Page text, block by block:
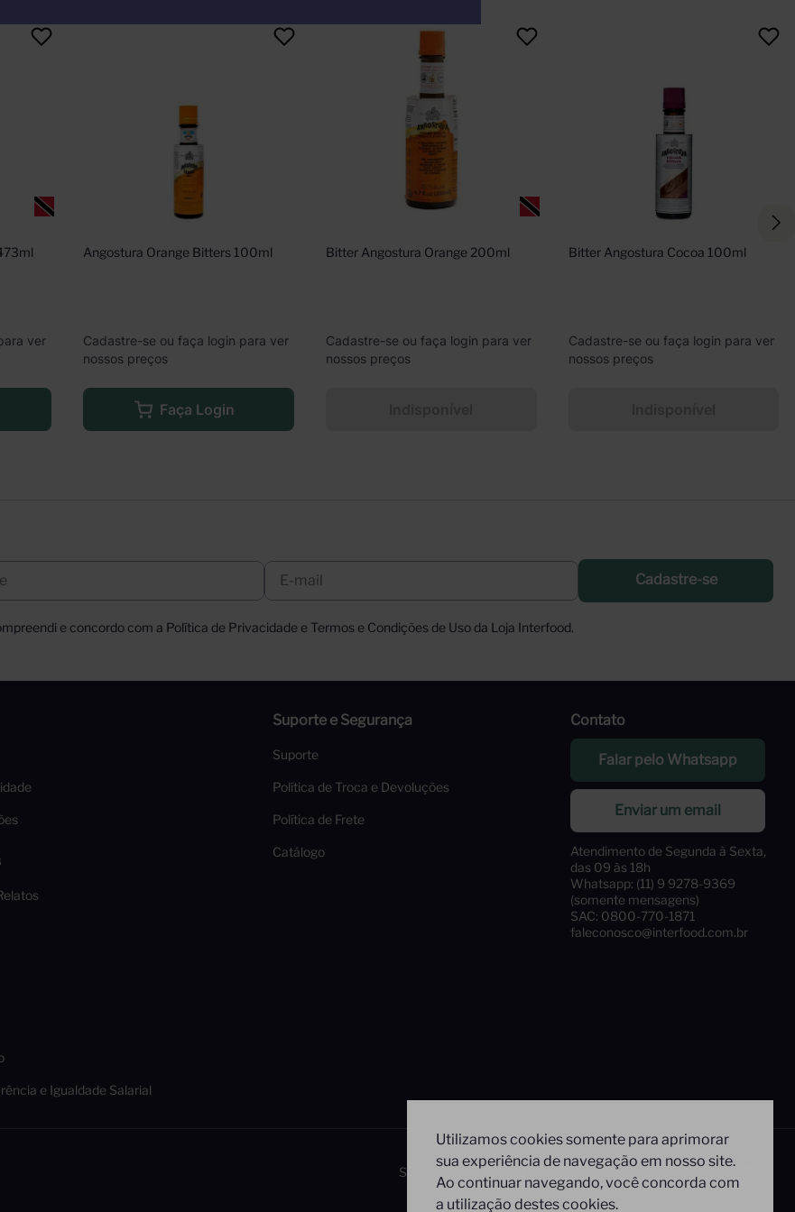
Utilizamos cookies somente para aprimorar
sua experiência de navegação em nosso site.
Ao continuar navegando, você concorda com
a utilização destes cookies.
ver
Angostura Orange Bitters 100ml
Cadastre-se ou faça login para ver
nossos preços
Faça Login
Bitter Angostura Orange 200ml
Cadastre-se ou faça login para ver
nossos preços
Bitter Angostura Cocoa 100ml
Cadastre-se ou faça login para ver
nossos preços
Cadastre-se
e concordo com a Política de Privacidade e Termos e Condições de Uso da Loja Interfood.
e Igualdade Salarial
Suporte e Segurança
Suporte
Política de Troca e Devoluções
Política de Frete
Catálogo
Contato
Falar pelo Whatsapp
Enviar um email
Atendimento de Segunda à Sexta,
das 09 às 18h
Whatsapp: (11) 9 9278-9369
(somente mensagens)
SAC: 0800-770-1871
faleconosco@interfood.com.br
Siga-nos Segurança